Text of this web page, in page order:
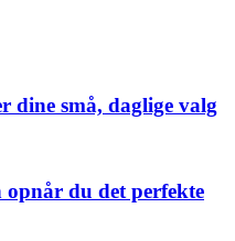
dine små, daglige valg
du det perfekte